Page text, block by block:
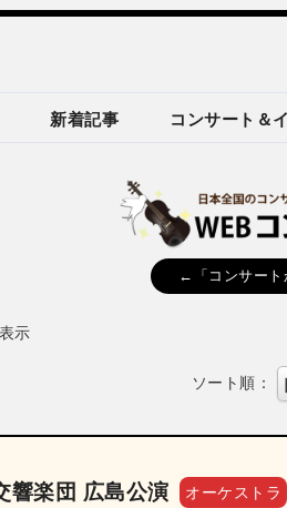
新着記事 コンサート＆
←「コンサート
示
ソート順：
響楽団 広島公演 オーケストラ